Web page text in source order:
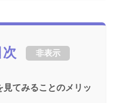
非表示
てみることのメリッ